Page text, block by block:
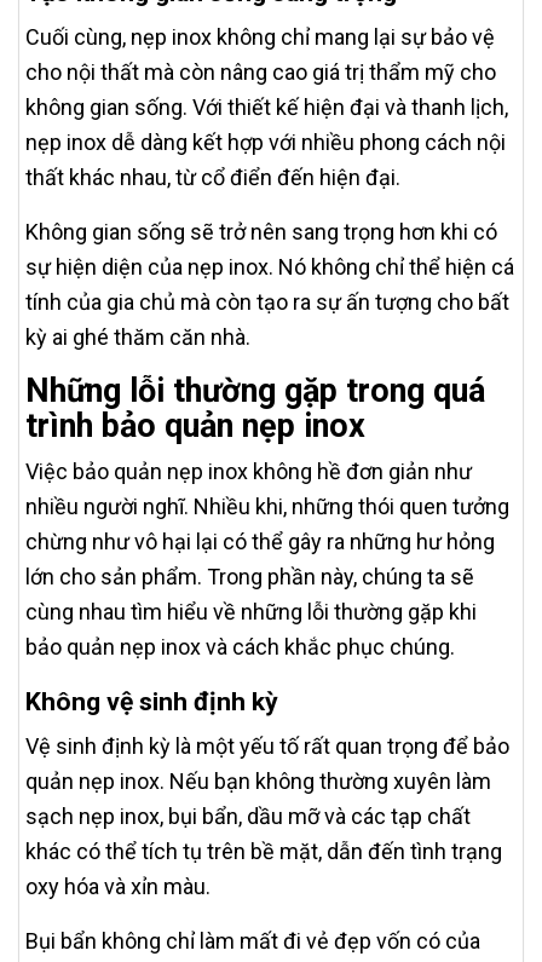
Cuối cùng, nẹp inox không chỉ mang lại sự bảo vệ
cho nội thất mà còn nâng cao giá trị thẩm mỹ cho
không gian sống. Với thiết kế hiện đại và thanh lịch,
nẹp inox dễ dàng kết hợp với nhiều phong cách nội
thất khác nhau, từ cổ điển đến hiện đại.
Không gian sống sẽ trở nên sang trọng hơn khi có
sự hiện diện của nẹp inox. Nó không chỉ thể hiện cá
tính của gia chủ mà còn tạo ra sự ấn tượng cho bất
kỳ ai ghé thăm căn nhà.
Những lỗi thường gặp trong quá
trình bảo quản nẹp inox
Việc bảo quản nẹp inox không hề đơn giản như
nhiều người nghĩ. Nhiều khi, những thói quen tưởng
chừng như vô hại lại có thể gây ra những hư hỏng
lớn cho sản phẩm. Trong phần này, chúng ta sẽ
cùng nhau tìm hiểu về những lỗi thường gặp khi
bảo quản nẹp inox và cách khắc phục chúng.
Không vệ sinh định kỳ
Vệ sinh định kỳ là một yếu tố rất quan trọng để bảo
quản nẹp inox. Nếu bạn không thường xuyên làm
sạch nẹp inox, bụi bẩn, dầu mỡ và các tạp chất
khác có thể tích tụ trên bề mặt, dẫn đến tình trạng
oxy hóa và xỉn màu.
Bụi bẩn không chỉ làm mất đi vẻ đẹp vốn có của